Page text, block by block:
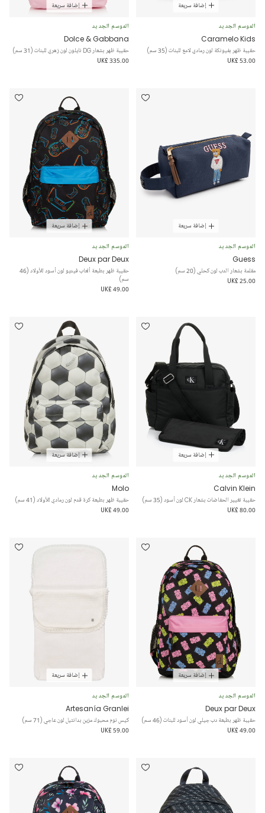
إضافة سريعة
الموسم الجديد
Caramelo Kids
حقيبة ظهر بفيونكة لون رمادي لامع للبنات (35 سم)
UK£ 53.00
إضافة سريعة
الموسم الجديد
Dolce & Gabbana
حقيبة ظهر بشعار DG نايلون لون زهري للبنات (31 سم)
UK£ 335.00
إضافة سريعة
الموسم الجديد
Guess
مقلمة بشعار الدب لون كحلي (20 سم)
UK£ 25.00
إضافة سريعة
الموسم الجديد
Deux par Deux
حقيبة ظهر بطبعة ألعاب فيديو لون أسود للأولاد (46
سم)
UK£ 49.00
إضافة سريعة
الموسم الجديد
Calvin Klein
حقيبة تغيير الحفاضات بشعار CK لون أسود (35 سم)
UK£ 80.00
إضافة سريعة
الموسم الجديد
Molo
حقيبة ظهر بطبعة كرة قدم لون رمادي للأولاد (41 سم)
UK£ 49.00
إضافة سريعة
الموسم الجديد
Deux par Deux
حقيبة ظهر بطبعة دب جيلي لون أسود للبنات (46 سم)
UK£ 49.00
إضافة سريعة
الموسم الجديد
Artesanía Granlei
كيس نوم محبوك مزين بدانتيل لون عاجي (71 سم)
UK£ 59.00